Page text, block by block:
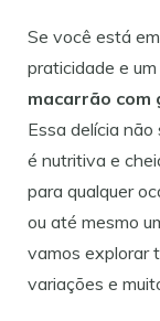
Se você está
praticidade e
macarrão com
Essa delícia
é nutritiva e
para qualquer
ou até mesmo
vamos explorar
variações e